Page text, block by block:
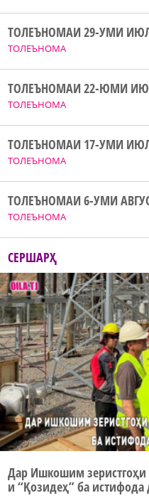
ТОЛЕЪНОМА
ТОЛЕЪНОМАИ 29-УМИ
ТОЛЕЪНОМА
ТОЛЕЪНОМАИ 22-ЮМИ
ТОЛЕЪНОМА
ТОЛЕЪНОМАИ 17-УМИ
ТОЛЕЪНОМА
ТОЛЕЪНОМАИ 6-УМИ
СЕРШАРҲ
Дар Ишкошим зеристгоҳи
и “Қозидеҳ” ба